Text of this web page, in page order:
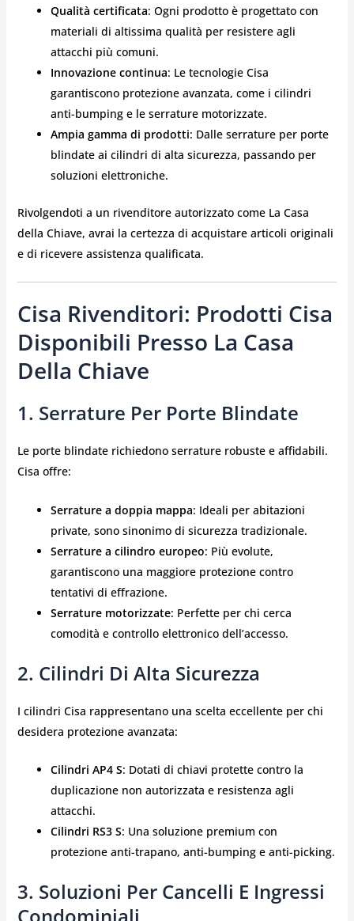
Qualità certificata: Ogni prodotto è progettato con
materiali di altissima qualità per resistere agli
attacchi più comuni.
Innovazione continua: Le tecnologie Cisa
garantiscono protezione avanzata, come i cilindri
anti-bumping e le serrature motorizzate.
Ampia gamma di prodotti: Dalle serrature per porte
blindate ai cilindri di alta sicurezza, passando per
soluzioni elettroniche.
Rivolgendoti a un rivenditore autorizzato come La Casa
della Chiave, avrai la certezza di acquistare articoli originali
e di ricevere assistenza qualificata.
Cisa Rivenditori: Prodotti Cisa
Disponibili Presso La Casa
Della Chiave
1. Serrature Per Porte Blindate
Le porte blindate richiedono serrature robuste e affidabili.
Cisa offre:
Serrature a doppia mappa: Ideali per abitazioni
private, sono sinonimo di sicurezza tradizionale.
Serrature a cilindro europeo: Più evolute,
garantiscono una maggiore protezione contro
tentativi di effrazione.
Serrature motorizzate: Perfette per chi cerca
comodità e controllo elettronico dell’accesso.
2. Cilindri Di Alta Sicurezza
I cilindri Cisa rappresentano una scelta eccellente per chi
desidera protezione avanzata:
Cilindri AP4 S: Dotati di chiavi protette contro la
duplicazione non autorizzata e resistenza agli
attacchi.
Cilindri RS3 S: Una soluzione premium con
protezione anti-trapano, anti-bumping e anti-picking.
3. Soluzioni Per Cancelli E Ingressi